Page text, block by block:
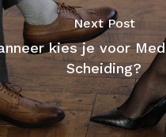
Next Post
kies je voor
Scheiding?